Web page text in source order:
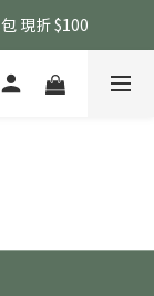
現折 $100
現折 $100
累贈3包)